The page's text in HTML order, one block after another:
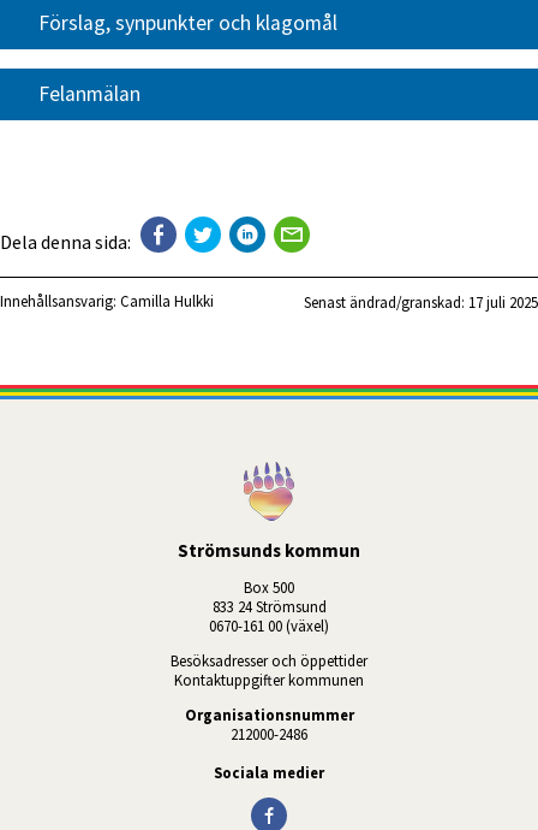
Förslag, synpunkter och klagomål
Felanmälan
Dela denna sida:
Innehållsansvarig: Camilla Hulkki Senast ändrad/granskad: 17 juli 2025
Strömsunds kommun
Box 500
833 24 Strömsund
0670-161 00 (växel)
Besöksadresser och öppettider
Kontaktuppgifter kommunen
Organisationsnummer
212000-2486
Sociala medier